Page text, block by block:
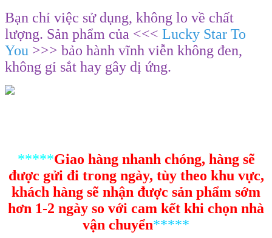
Bạn chỉ việc sử dụng, không lo về chất
lượng. Sản phẩm của <<< Lucky Star To
You >>> bảo hành vĩnh viễn không đen,
không gỉ sắt hay gây dị ứng.
*****Giao hàng nhanh chóng, hàng sẽ
được gửi đi trong ngày, tùy theo khu vực,
khách hàng sẽ nhận được sản phẩm sớm
hơn 1-2 ngày so với cam kết khi chọn nhà
vận chuyển*****